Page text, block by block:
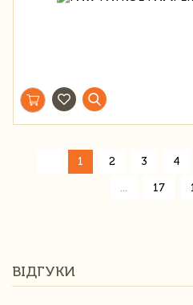
1 2 3 4
17
ВІДГУКИ